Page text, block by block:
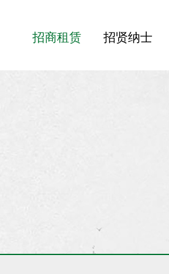
招商租赁 招贤纳士